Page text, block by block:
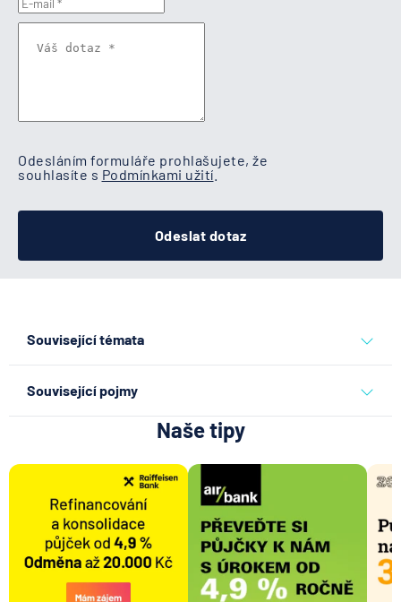
Odesláním formuláře prohlašujete, že
souhlasíte s Podmínkami užití
Odeslat dotaz
Související témata
Související pojmy
Smlouva o dědictvíNaše tipy